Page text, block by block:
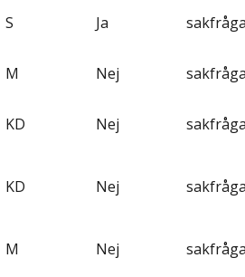
S Ja
M Nej
KD Nej
KD Nej
M Nej